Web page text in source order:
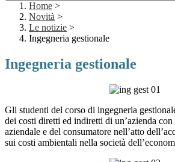
Home >
Novità >
Le notizie >
Ingegneria gestionale
Ingegneria gestionale
Gli studenti del corso di ingegneria
dei costi diretti ed indiretti di un’azienda
aziendale e del consumatore nell’atto
sui costi ambientali nella società